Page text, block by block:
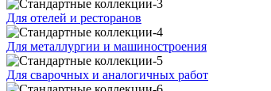
Для отелей и ресторанов
Для металлургии и машиностроения
Для сварочных и аналогичных работ